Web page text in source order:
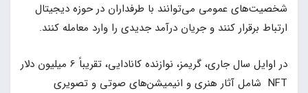
شخصیت‌های عمومی می‌توانند با طرفداران در حوزه دیجیتال
ارتباط برقرار کنند و جریان درآمد جدیدی را وارد معامله کنند.
در اوایل سال جاری، گریمز، نوازنده کانادایی، تقریباً 6 میلیون دلار
NFT شامل آثار هنری و انیمیشن‌های صوتی و تصویری